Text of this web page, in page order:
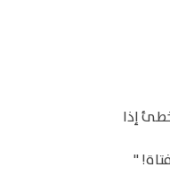
إذا
"